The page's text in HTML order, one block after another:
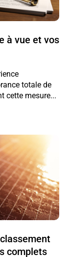
à vue et vos
totale de
cette mesure...
complets